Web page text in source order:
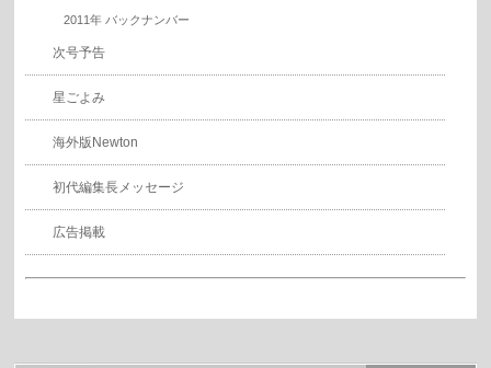
2011年 バックナンバー
次号予告
星ごよみ
海外版Newton
初代編集長メッセージ
広告掲載